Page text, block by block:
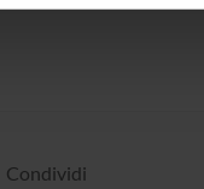
Condividi